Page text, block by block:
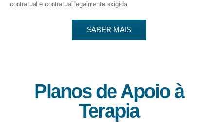
contratual e contratual legalmente exigida.
SABER MAIS
Planos de Apoio à
Terapia